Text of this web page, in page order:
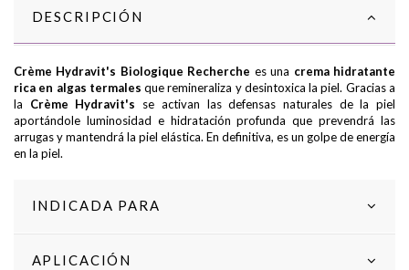
DESCRIPCIÓN
Crème Hydravit's Biologique Recherche es una crema hidratante
rica en algas termales que remineraliza y desintoxica la piel. Gracias a
la Crème Hydravit's se activan las defensas naturales de la piel
aportándole luminosidad e hidratación profunda que prevendrá las
arrugas y mantendrá la piel elástica. En definitiva, es un golpe de energía
en la piel.
INDICADA PARA
APLICACIÓN